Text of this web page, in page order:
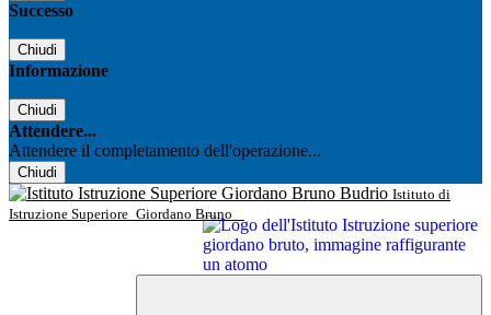
Successo
Chiudi
Informazione
Chiudi
Attendere...
Attendere il completamento dell'operazione...
Chiudi
Istituto di
Istruzione Superiore Giordano Bruno